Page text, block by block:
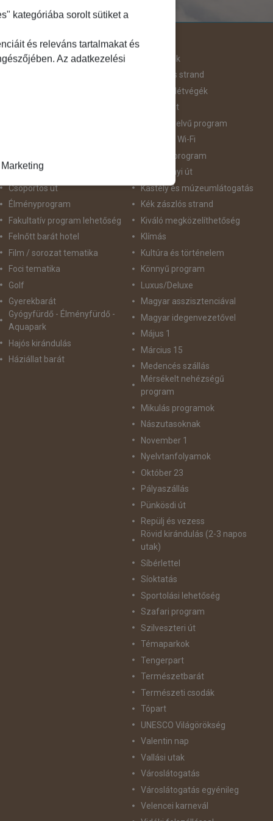
Útjellemző
Adventi út
Csillagtúra
Csoportos út
Élményprogram
Fakultatív program lehetőség
Felnőtt barát hotel
Film / sorozat tematika
Foci tematika
Golf
Gyerekbarát
Gyógyfürdő - Élményfürdő -
Aquapark
Hajós kirándulás
Háziállat barát
Hegyvidék
Homokos strand
Hosszú Hétvégék
Húsvéti út
idegennyelvű program
Ingyenes Wi-Fi
Intenzív program
Karácsonyi út
Kastély és múzeumlátogatás
Kék zászlós strand
Kiváló megközelíthetőség
Klímás
Kultúra és történelem
Könnyű program
Luxus/Deluxe
Magyar asszisztenciával
Magyar idegenvezetővel
Május 1
Március 15
Medencés szállás
Mérsékelt nehézségű
program
Mikulás programok
Nászutasoknak
November 1
Nyelvtanfolyamok
Október 23
Pályaszállás
Pünkösdi út
Repülj és vezess
Rövid kirándulás (2-3 napos
utak)
Síbérlettel
Síoktatás
Sportolási lehetőség
Szafari program
Szilveszteri út
Témaparkok
Tengerpart
Természetbarát
Természeti csodák
Tópart
UNESCO Világörökség
Valentin nap
Vallási utak
Városlátogatás
Városlátogatás egyénileg
Velencei karnevál
kategóriába sorolt sütiket a
és releváns tartalmakat és
Az adatkezelési
Marketing